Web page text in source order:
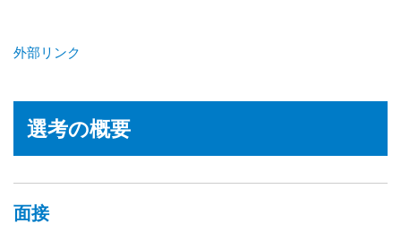
外部リンク
選考の概要
面接